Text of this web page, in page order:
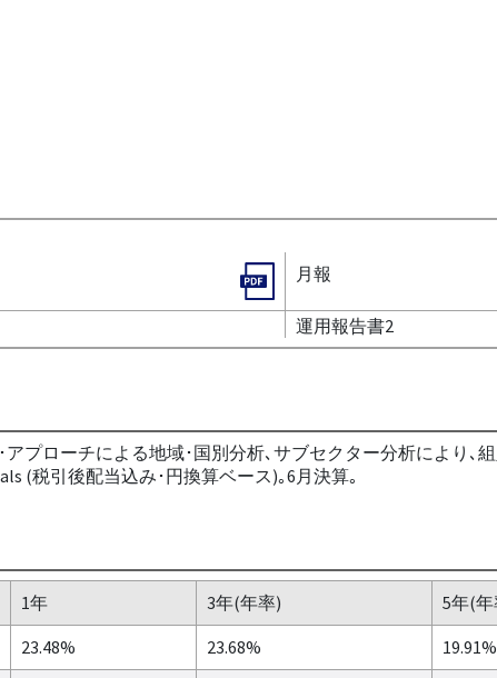
月報
運用報告書2
プローチによる地域･国別分析､サブセクター分析により､
(税引後配当込み･円換算ベース)｡6月決算｡
1年 3年(年率) 5年(年
23.48% 23.68% 19.91%